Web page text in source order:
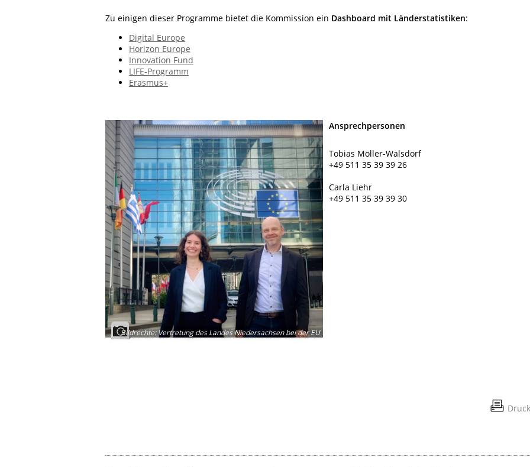
Zu einigen dieser Programme bietet die Kommission ein Dashboard mit Länderstatistiken:
Digital Europe
Horizon Europe
Innovation Fund
LIFE-Programm
Erasmus+
Bildrechte:Vertretung des Landes Niedersachsen bei der EU
Ansprechpersonen
Tobias Möller-Walsdorf
+49 511 35 39 39 26
Carla Liehr
+49 511 35 39 39 30